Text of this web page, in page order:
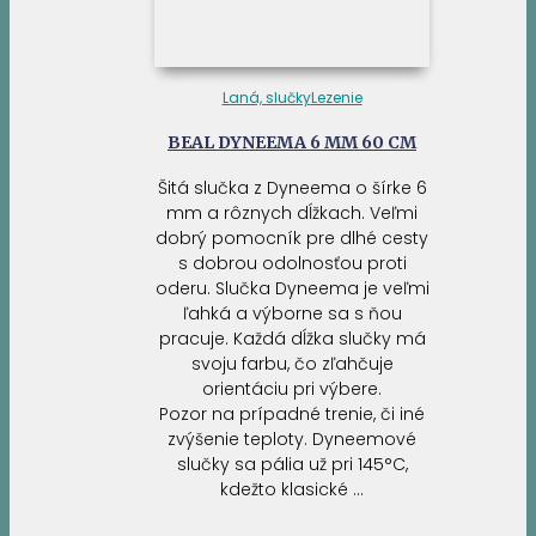
Laná, slučkyLezenie
BEAL DYNEEMA 6 MM 60 CM
Šitá slučka z Dyneema o šírke 6
mm a rôznych dĺžkach. Veľmi
dobrý pomocník pre dlhé cesty
s dobrou odolnosťou proti
oderu. Slučka Dyneema je veľmi
ľahká a výborne sa s ňou
pracuje. Každá dĺžka slučky má
svoju farbu, čo zľahčuje
orientáciu pri výbere.
Pozor na prípadné trenie, či iné
zvýšenie teploty. Dyneemové
slučky sa pália už pri 145°C,
kdežto klasické …